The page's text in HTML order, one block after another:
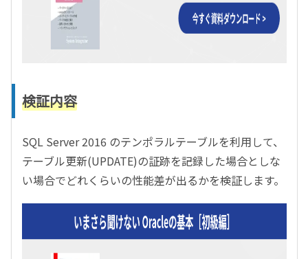
検証内容
SQL Server 2016 のテンポラルテーブルを利用して、
テーブル更新(UPDATE)の証跡を記録した場合としな
い場合でどれくらいの性能差が出るかを検証します。